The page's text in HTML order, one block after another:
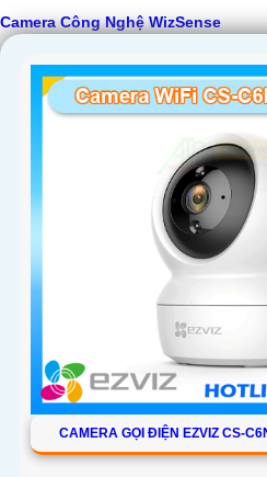
Camera Công Nghệ WizSense
CAMERA GỌI ĐIỆN EZVIZ CS-